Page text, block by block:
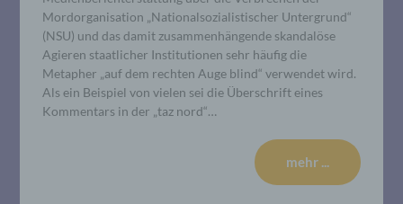
Mordorganisation „Nationalsozialistischer Untergrund“
(NSU) und das damit zusammenhängende skandalöse
Agieren staatlicher Institutionen sehr häufig die
Metapher „auf dem rechten Auge blind“ verwendet wird.
Als ein Beispiel von vielen sei die Überschrift eines
Kommentars in der „taz nord“…
mehr ...